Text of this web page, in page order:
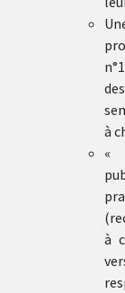
à
«
à